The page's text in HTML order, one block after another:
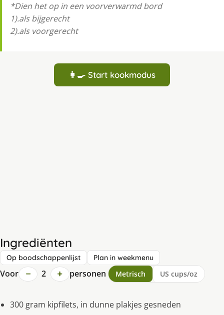
*Dien het op in een voorverwarmd bord
1).als bijgerecht
2).als voorgerecht
👩‍🍳 Start kookmodus
Ingrediënten
Op boodschappenlijst Plan in weekmenu
Voor − 2 + personen Metrisch US cups/oz
300 gram kipfilets, in dunne plakjes gesneden